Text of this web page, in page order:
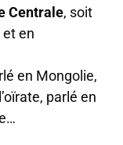
Centrale, soit
et en
en Mongolie,
parlé en